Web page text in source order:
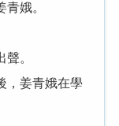
娥。
。
姜青娥在學